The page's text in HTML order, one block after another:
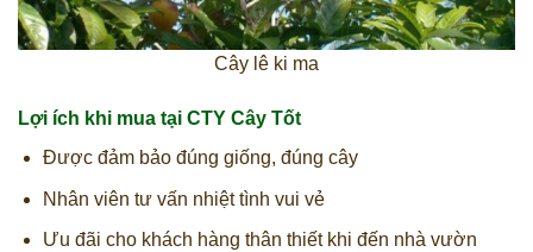
Cây lê ki ma
Lợi ích khi mua tại CTY Cây Tốt
Được đảm bảo đúng giống, đúng cây
Nhân viên tư vấn nhiệt tình vui vẻ
Ưu đãi cho khách hàng thân thiết khi đến nhà vườn